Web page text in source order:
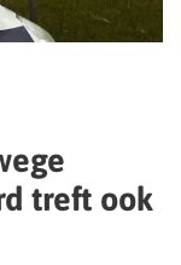
treft ook